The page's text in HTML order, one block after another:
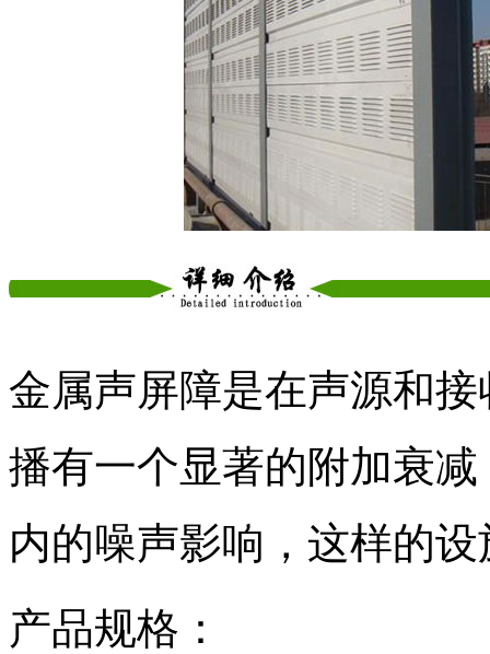
金属声屏障是在声源和
播有一个显著的附加衰
内的噪声影响，这样的
产品规格：